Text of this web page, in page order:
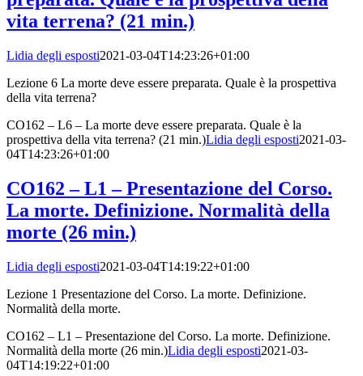
vita terrena? (21 min.)
Lidia degli esposti2021-03-04T14:23:26+01:00
Lezione 6 La morte deve essere preparata. Quale è la prospettiva
della vita terrena?
CO162 – L6 – La morte deve essere preparata. Quale è la
prospettiva della vita terrena? (21 min.)Lidia degli esposti2021-03-
04T14:23:26+01:00
CO162 – L1 – Presentazione del Corso.
La morte. Definizione. Normalità della
morte (26 min.)
Lidia degli esposti2021-03-04T14:19:22+01:00
Lezione 1 Presentazione del Corso. La morte. Definizione.
Normalità della morte.
CO162 – L1 – Presentazione del Corso. La morte. Definizione.
Normalità della morte (26 min.)Lidia degli esposti2021-03-
04T14:19:22+01:00